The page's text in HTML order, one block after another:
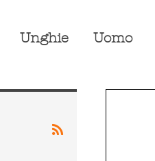
Unghie Uomo